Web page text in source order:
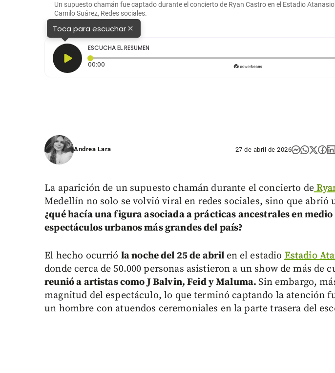
Un supuesto chamán fue captado durante el concierto de Ryan Castro en el Estadio
Camilo Suárez, Redes sociales.
Toca para escuchar×
ESCUCHA EL RESUMEN
00:00
Andrea Lara 27 de abril de 2026
La aparición de un supuesto chamán durante el concierto de
Medellín no solo se volvió viral en redes sociales, sino que abrió
¿qué hacía una figura asociada a prácticas ancestrales en medio
espectáculos urbanos más grandes del país?
El hecho ocurrió la noche del 25 de abril en el estadioEstadio
donde cerca de 50.000 personas asistieron a un show de más de
reunió a artistas como J Balvin, Feid y Maluma.Sin embargo,
magnitud del espectáculo, lo que terminó captando la atención
un hombre con atuendos ceremoniales en la parte trasera del